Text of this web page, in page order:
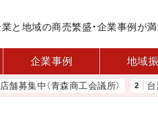
と地域の商売繁盛・企業事例が満
企業事例 地域
（青森商工会議所） 台湾2団体